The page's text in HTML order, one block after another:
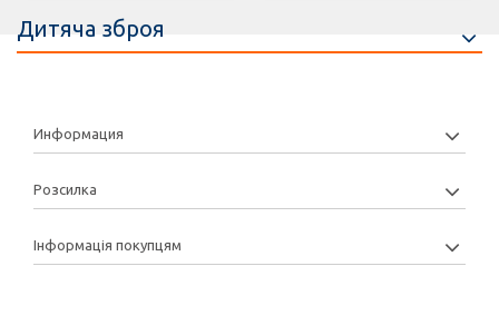
Дитяча зброя
Информация
Розсилка
Інформація покупцям